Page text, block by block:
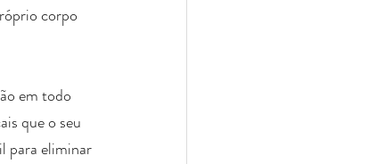
corpo
em todo
que o seu
para eliminar